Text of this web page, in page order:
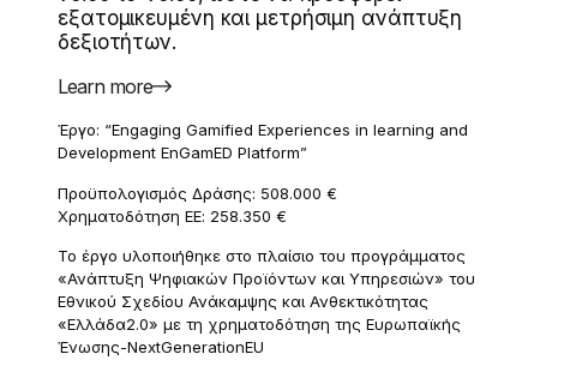
εξατομικευμένη και μετρήσιμη ανάπτυξη
δεξιοτήτων.
Learn more
Έργο: “Engaging Gamified Experiences in learning and
Development EnGamED Platform”
Προϋπολογισμός Δράσης: 508.000 €
Χρηματοδότηση ΕΕ: 258.350 €
Το έργο υλοποιήθηκε στο πλαίσιο του προγράμματος
«Ανάπτυξη Ψηφιακών Προϊόντων και Υπηρεσιών» του
Εθνικού Σχεδίου Ανάκαμψης και Ανθεκτικότητας
«Ελλάδα2.0» με τη χρηματοδότηση της Ευρωπαϊκής
Ένωσης-NextGenerationEU